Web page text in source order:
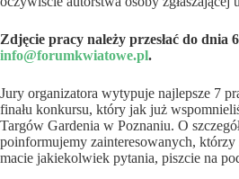
Zdjęcie pracy należy przesłać do dnia
info@forumkwiatowe.pl.
Jury organizatora wytypuje najlepsze 7
finału konkursu, który jak już
Targów Gardenia w Poznaniu. O
poinformujemy zainteresowanych, którzy
macie jakiekolwiek pytania, piszcie na